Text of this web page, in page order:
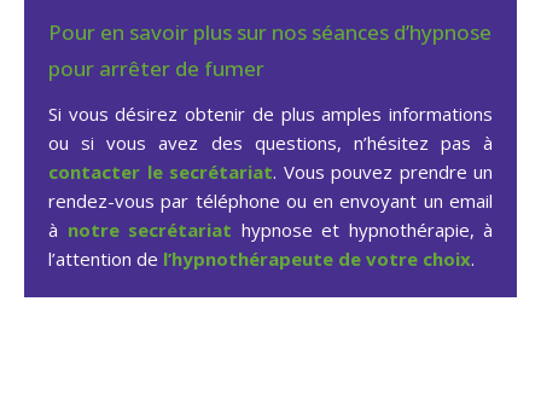
Pour en savoir plus sur nos séances d’hypnose
pour arrêter de fumer
Si vous désirez obtenir de plus amples informations
ou si vous avez des questions, n’hésitez pas à
contacter le secrétariat. Vous pouvez prendre un
rendez-vous par téléphone ou en envoyant un email
à notre secrétariat hypnose et hypnothérapie, à
l’attention de l’hypnothérapeute de votre choix.